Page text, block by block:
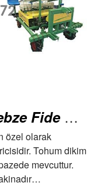
Sebze Dikme Makinası | Sebze Fide Dikme Makinası | Fide Dikme Makinası
özel olarak
Tohum dikim
mevcuttur.